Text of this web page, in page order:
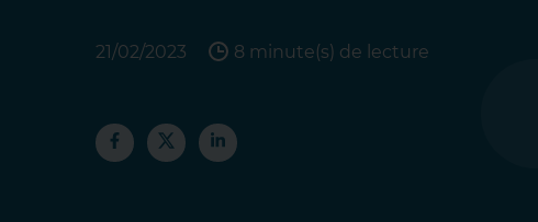
21/02/2023 8 minute(s) de lecture